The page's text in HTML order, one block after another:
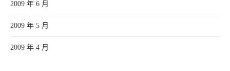
2009 年 6 月
2009 年 5 月
2009 年 4 月